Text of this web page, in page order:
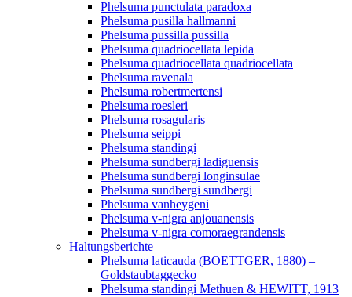
Phelsuma punctulata paradoxa
Phelsuma pusilla hallmanni
Phelsuma pussilla pussilla
Phelsuma quadriocellata lepida
Phelsuma quadriocellata quadriocellata
Phelsuma ravenala
Phelsuma robertmertensi
Phelsuma roesleri
Phelsuma rosagularis
Phelsuma seippi
Phelsuma standingi
Phelsuma sundbergi ladiguensis
Phelsuma sundbergi longinsulae
Phelsuma sundbergi sundbergi
Phelsuma vanheygeni
Phelsuma v-nigra anjouanensis
Phelsuma v-nigra comoraegrandensis
Haltungsberichte
Phelsuma laticauda (BOETTGER, 1880) –
Goldstaubtaggecko
Phelsuma standingi Methuen & HEWITT, 1913